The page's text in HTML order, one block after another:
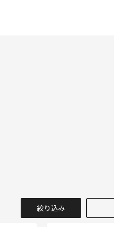
絞り込み